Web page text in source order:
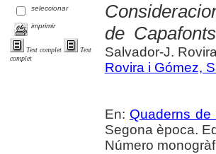
seleccionar
imprimir
Text complet
Text
complet
de
Salvador-J.
Rovira i Gómez,
En: Quaderns de
Segona època.
Número